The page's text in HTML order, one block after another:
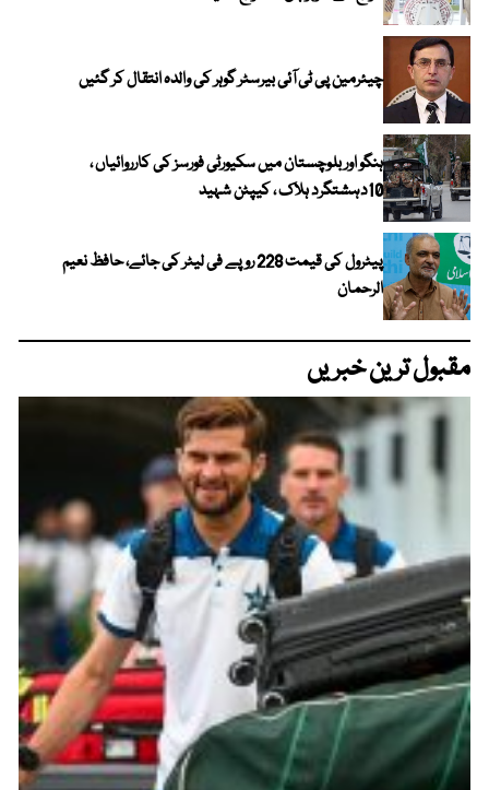
چیئرمین پی ٹی آئی بیرسٹر گوہر کی والدہ انتقال کر گئیں
ہنگو اور بلوچستان میں سکیورٹی فورسز کی کارروائیاں ،
10دہشتگرد ہلاک ، کیپٹن شہید
پیٹرول کی قیمت 228 روپے فی لیٹر کی جائے، حافظ نعیم
الرحمان
مقبول ترین خبریں